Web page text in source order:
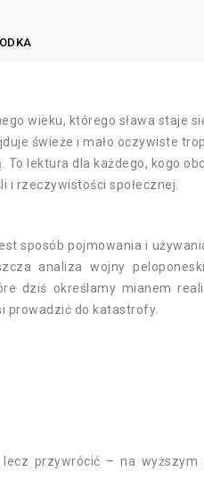
wieku, którego sława staje
świeże i mało oczywiste
lektura dla każdego, kogo
i rzeczywistości społecznej.
sposób pojmowania i
analiza wojny
dziś określamy mianem
prowadzić do katastrofy.
lecz przywrócić – na